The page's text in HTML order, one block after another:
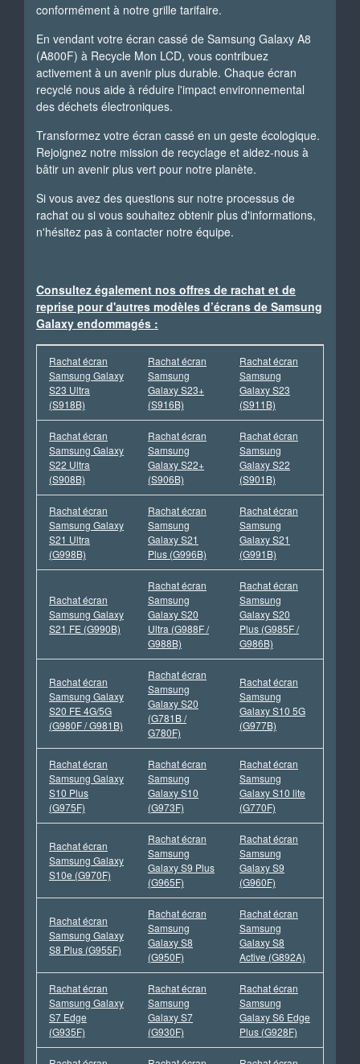
conformément à notre grille tarifaire.
En vendant votre écran cassé de Samsung Galaxy A8
(A800F) à Recycle Mon LCD, vous contribuez
activement à un avenir plus durable. Chaque écran
recyclé nous aide à réduire l'impact environnemental
des déchets électroniques.
Transformez votre écran cassé en un geste écologique.
Rejoignez notre mission de recyclage et aidez-nous à
bâtir un avenir plus vert pour notre planète.
Si vous avez des questions sur notre processus de
rachat ou si vous souhaitez obtenir plus d'informations,
n'hésitez pas à contacter notre équipe.
Consultez également nos offres de rachat et de
reprise pour d'autres modèles d’écrans de Samsung
Galaxy endommagés :
Rachat écran
Samsung Galaxy
S23 Ultra
(S918B)
Rachat écran
Samsung
Galaxy S23+
(S916B)
Rachat écran
Samsung
Galaxy S23
(S911B)
Rachat écran
Samsung Galaxy
S22 Ultra
(S908B)
Rachat écran
Samsung
Galaxy S22+
(S906B)
Rachat écran
Samsung
Galaxy S22
(S901B)
Rachat écran
Samsung Galaxy
S21 Ultra
(G998B)
Rachat écran
Samsung
Galaxy S21
Plus (G996B)
Rachat écran
Samsung
Galaxy S21
(G991B)
Rachat écran
Samsung Galaxy
S21 FE (G990B)
Rachat écran
Samsung
Galaxy S20
Ultra (G988F /
G988B)
Rachat écran
Samsung
Galaxy S20
Plus (G985F /
G986B)
Rachat écran
Samsung Galaxy
S20 FE 4G/5G
(G980F / G981B)
Rachat écran
Samsung
Galaxy S20
(G781B /
G780F)
Rachat écran
Samsung
Galaxy S10 5G
(G977B)
Rachat écran
Samsung Galaxy
S10 Plus
(G975F)
Rachat écran
Samsung
Galaxy S10
(G973F)
Rachat écran
Samsung
Galaxy S10 lite
(G770F)
Rachat écran
Samsung Galaxy
S10e (G970F)
Rachat écran
Samsung
Galaxy S9 Plus
(G965F)
Rachat écran
Samsung
Galaxy S9
(G960F)
Rachat écran
Samsung Galaxy
S8 Plus (G955F)
Rachat écran
Samsung
Galaxy S8
(G950F)
Rachat écran
Samsung
Galaxy S8
Active (G892A)
Rachat écran
Samsung Galaxy
S7 Edge
(G935F)
Rachat écran
Samsung
Galaxy S7
(G930F)
Rachat écran
Samsung
Galaxy S6 Edge
Plus (G928F)